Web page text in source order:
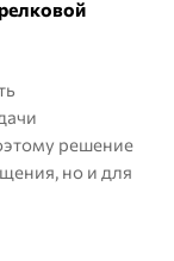
решение
но и для